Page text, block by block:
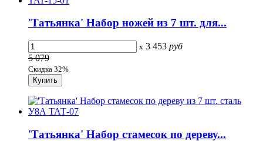
'Татьянка' Набор ножей из 7 шт. для...
x 3 453 руб
5 079
Скидка 32%
'Татьянка' Набор стамесок по дереву...